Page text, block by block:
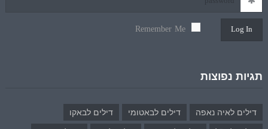
Log In
Remember Me
תגיות נפוצות
דילים לאיה נאפה דילים לבאטומי דילים לבאקו